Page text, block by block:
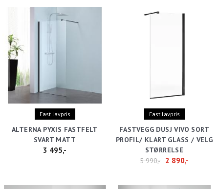
Fast lavpris
ALTERNA PYXIS FASTFELT
SVART MATT
3 495,-
Fast lavpris
FASTVEGG DUSJ VIVO SORT
PROFIL/ KLART GLASS / VELG
STØRRELSE
5 990,-
2 890,-